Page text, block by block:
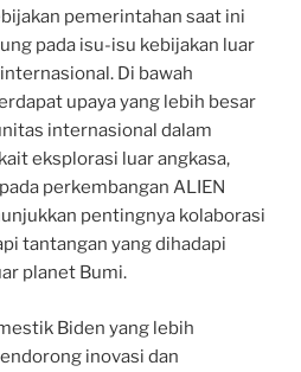
pemerintahan saat ini
pada isu-isu kebijakan luar
Di bawah
upaya yang lebih besar
internasional dalam
eksplorasi luar angkasa,
perkembangan ALIEN
pentingnya kolaborasi
tantangan yang dihadapi
planet Bumi.
Biden yang lebih
inovasi dan